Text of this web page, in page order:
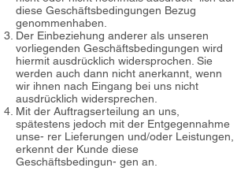
diese Geschäftsbedingungen Bezug
genommenhaben.
Der Einbeziehung anderer als unseren
vorliegenden Geschäftsbedingungen wird
hiermit ausdrücklich widersprochen. Sie
werden auch dann nicht anerkannt, wenn
wir ihnen nach Eingang bei uns nicht
ausdrücklich widersprechen.
Mit der Auftragserteilung an uns,
spätestens jedoch mit der Entgegennahme
unse- rer Lieferungen und/oder Leistungen,
erkennt der Kunde diese
Geschäftsbedingun- gen an.